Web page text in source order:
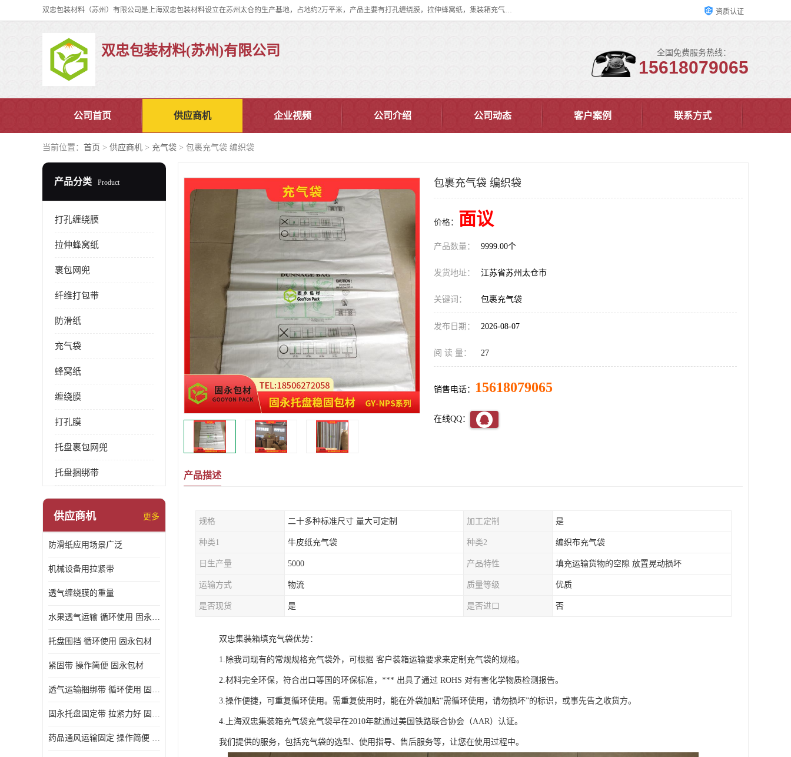
双忠包装材料（苏州）有限公司是上海双忠包装材料设立在苏州太仓的生产基地，占地约2万平米，产品主要有打孔缠绕膜，拉伸蜂窝纸，集装箱充气袋，滑托板，打包带，裹包网兜，防滑纸等箱体和托盘的运输和保护性包材。固永包材®，GooYon Pack®，是我们保护性包装材料的专属品牌。 资质认证
双忠包装材料(苏州)有限公司 全国免费服务热线：
15618079065
公司首页 供应商机 企业视频 公司介绍 公司动态 客户案例 联系方式
当前位置： 首页 > 供应商机 > 充气袋 > 包裹充气袋 编织袋
产品分类 Product
打孔缠绕膜
拉伸蜂窝纸
裹包网兜
纤维打包带
防滑纸
充气袋
蜂窝纸
缠绕膜
打孔膜
托盘裹包网兜
托盘捆绑带
供应商机 更多
防滑纸应用场景广泛
机械设备用拉紧带
透气缠绕膜的重量
水果透气运输 循环使用 固永包材
托盘围挡 循环使用 固永包材
紧固带 操作简便 固永包材
透气运输捆绑带 循环使用 固永包材
固永托盘固定带 拉紧力好 固永包材
药品通风运输固定 操作简便 固永包材
包裹充气袋 编织袋
价格： 面议
产品数量： 9999.00个
发货地址： 江苏省苏州太仓市
关键词： 包裹充气袋
发布日期： 2026-08-07
阅 读 量： 27
销售电话： 15618079065
在线QQ：
产品描述
规格 二十多种标准尺寸 量大可定制 加工定制 是
种类1 牛皮纸充气袋 种类2 编织布充气袋
日生产量 5000 产品特性 填充运输货物的空隙 放置晃动损坏
运输方式 物流 质量等级 优质
是否现货 是 是否进口 否
双忠集装箱填充气袋优势：
1.除我司现有的常规规格充气袋外，可根据 客户装箱运输要求来定制充气袋的规格。
2.材料完全环保，符合出口等国的环保标准，*** 出具了通过 ROHS 对有害化学物质检测报告。
3.操作便捷，可重复循环使用。需重复使用时，能在外袋加贴“需循环使用，请勿损坏”的标识，或事先告之收货方。
4.上海双忠集装箱充气袋充气袋早在2010年就通过美国铁路联合协会（AAR）认证。
我们提供的服务，包括充气袋的选型、使用指导、售后服务等，让您在使用过程中。